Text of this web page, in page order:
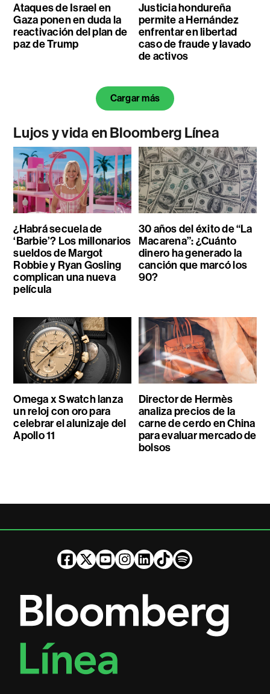
Ataques de Israel en
Gaza ponen en duda la
reactivación del plan de
paz de Trump
Justicia hondureña
permite a Hernández
enfrentar en libertad
caso de fraude y lavado
de activos
Cargar más
Lujos y vida en Bloomberg Línea
¿Habrá secuela de
‘Barbie’? Los millonarios
sueldos de Margot
Robbie y Ryan Gosling
complican una nueva
película
30 años del éxito de “La
Macarena”: ¿Cuánto
dinero ha generado la
canción que marcó los
90?
Omega x Swatch lanza
un reloj con oro para
celebrar el alunizaje del
Apollo 11
Director de Hermès
analiza precios de la
carne de cerdo en China
para evaluar mercado de
bolsos